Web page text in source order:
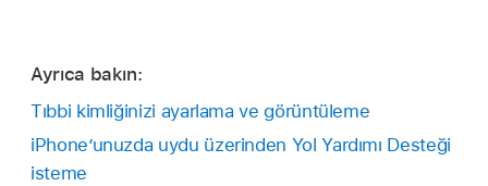
Ayrıca bakın:
Tıbbi kimliğinizi ayarlama ve görüntüleme
iPhone’unuzda uydu üzerinden Yol Yardımı Desteği
isteme